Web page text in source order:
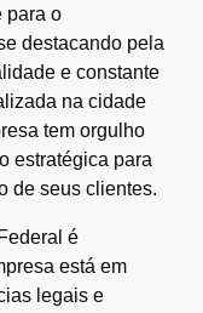
para o
destacando pela
e constante
na cidade
tem orgulho
estratégica para
de seus clientes.
é
está em
legais e